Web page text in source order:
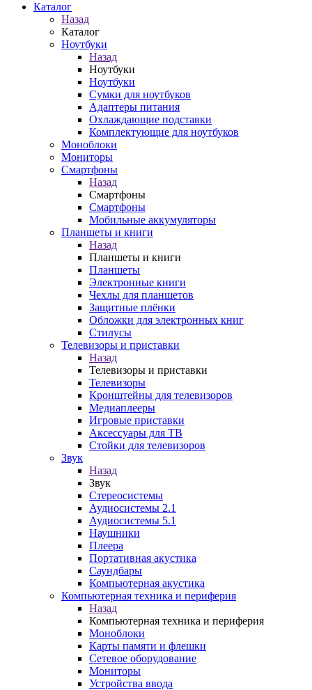
Каталог
Назад
Каталог
Ноутбуки
Назад
Ноутбуки
Ноутбуки
Сумки для ноутбуков
Адаптеры питания
Охлаждающие подставки
Комплектующие для ноутбуков
Моноблоки
Мониторы
Смартфоны
Назад
Смартфоны
Смартфоны
Мобильные аккумуляторы
Планшеты и книги
Назад
Планшеты и книги
Планшеты
Электронные книги
Чехлы для планшетов
Защитные плёнки
Обложки для электронных книг
Стилусы
Телевизоры и приставки
Назад
Телевизоры и приставки
Телевизоры
Кронштейны для телевизоров
Медиаплееры
Игровые приставки
Аксессуары для ТВ
Стойки для телевизоров
Звук
Назад
Звук
Стереосистемы
Аудиосистемы 2.1
Аудиосистемы 5.1
Наушники
Плеера
Портативная акустика
Саундбары
Компьютерная акустика
Компьютерная техника и периферия
Назад
Компьютерная техника и периферия
Моноблоки
Карты памяти и флешки
Сетевое оборудование
Мониторы
Устройства ввода